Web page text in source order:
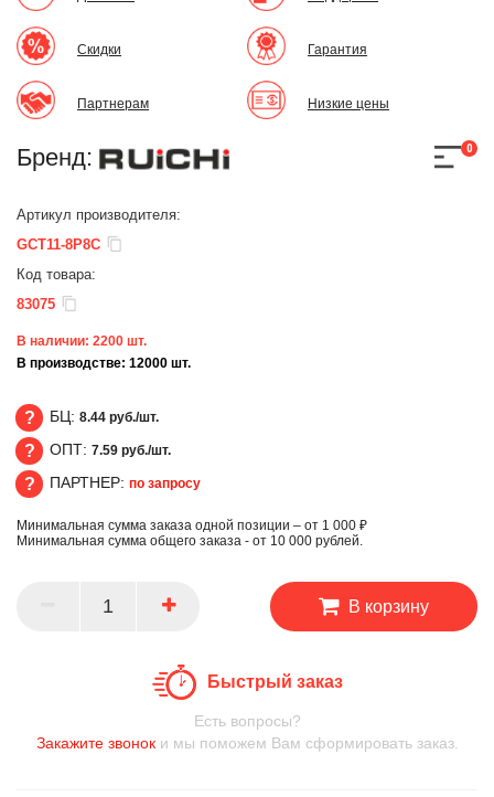
Скидки
Партнерам
Гарантия
Низкие цены
Бренд: 0
Артикул производителя:
GCT11-8P8C
Код товара:
83075
В наличии: 2200 шт.
В производстве: 12000 шт.
БЦ
БЦ: 8.44 руб./шт.
ОПТ
ОПТ: 7.59 руб./шт.
ПАРТНЕР
ПАРТНЕР: по запросу
Минимальная сумма заказа одной позиции – от 1 000 ₽
Минимальная сумма общего заказа - от 10 000 рублей.
В корзину
Быстрый заказ
Есть вопросы?
Закажите звоноки мы поможем Вам сформировать заказ.